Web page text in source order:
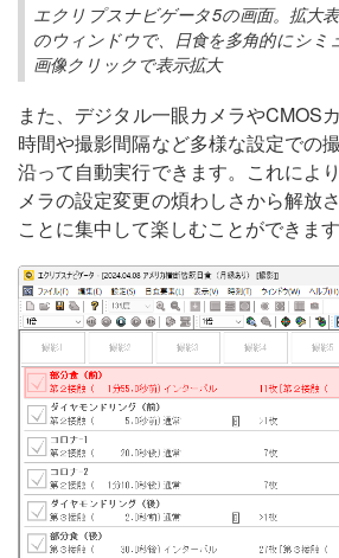
エクリプスナビゲータ5の画面。拡大
のウィンドウで、日食を多角的にシミ
画像クリックで表示拡大
また、デジタル一眼カメラやCMOS
時間や撮影間隔など多様な設定での
沿って自動実行できます。これによ
メラの設定変更の煩わしさから解放
ことに集中して楽しむことができます